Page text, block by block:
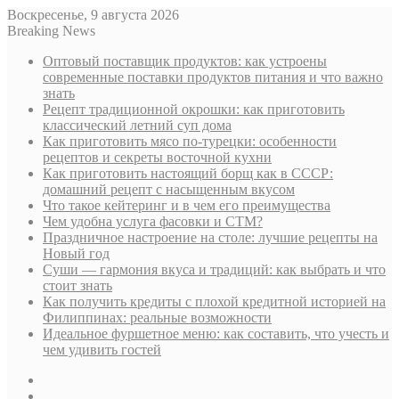
Воскресенье, 9 августа 2026
Breaking News
Оптовый поставщик продуктов: как устроены
современные поставки продуктов питания и что важно
знать
Рецепт традиционной окрошки: как приготовить
классический летний суп дома
Как приготовить мясо по-турецки: особенности
рецептов и секреты восточной кухни
Как приготовить настоящий борщ как в СССР:
домашний рецепт с насыщенным вкусом
Что такое кейтеринг и в чем его преимущества
Чем удобна услуга фасовки и СТМ?
Праздничное настроение на столе: лучшие рецепты на
Новый год
Суши — гармония вкуса и традиций: как выбрать и что
стоит знать
Как получить кредиты с плохой кредитной историей на
Филиппинах: реальные возможности
Идеальное фуршетное меню: как составить, что учесть и
чем удивить гостей